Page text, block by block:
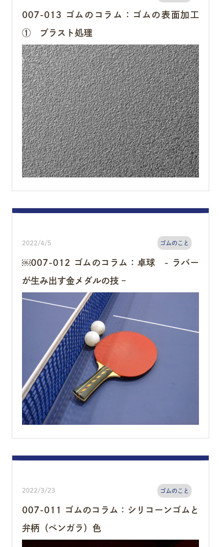
007-013 ゴムのコラム：ゴムの表面加工
① ブラスト処理
2022/4/5 ゴムのこと
￼007-012 ゴムのコラム：卓球 - ラバー
が生み出す金メダルの技 –
2022/3/23 ゴムのこと
007-011 ゴムのコラム：シリコーンゴムと
弁柄（ベンガラ）色